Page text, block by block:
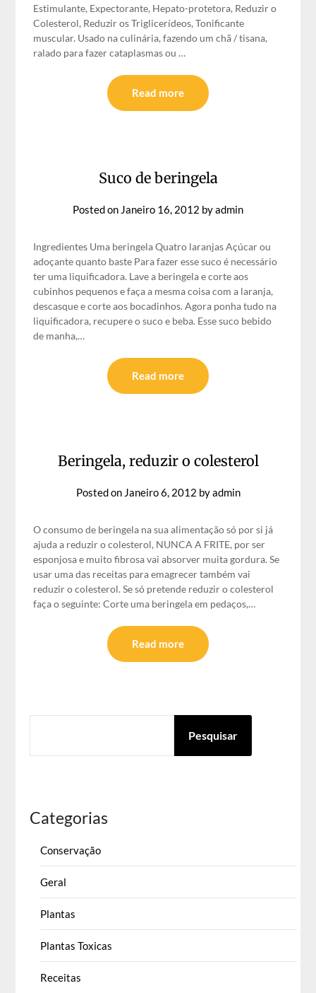
Estimulante, Expectorante, Hepato-protetora, Reduzir o
Colesterol, Reduzir os Triglicerídeos, Tonificante
muscular. Usado na culinária, fazendo um chã / tisana,
ralado para fazer cataplasmas ou …
Read more
Suco de beringela
Posted on Janeiro 16, 2012 byadmin
Ingredientes Uma beringela Quatro laranjas Açúcar ou
adoçante quanto baste Para fazer esse suco é necessário
ter uma liquificadora. Lave a beringela e corte aos
cubinhos pequenos e faça a mesma coisa com a laranja,
descasque e corte aos bocadinhos. Agora ponha tudo na
liquificadora, recupere o suco e beba. Esse suco bebido
de manha,…
Read more
Beringela, reduzir o colesterol
Posted on Janeiro 6, 2012 byadmin
O consumo de beringela na sua alimentação só por si já
ajuda a reduzir o colesterol, NUNCA A FRITE, por ser
esponjosa e muito fibrosa vai absorver muita gordura. Se
usar uma das receitas para emagrecer também vai
reduzir o colesterol. Se só pretende reduzir o colesterol
faça o seguinte: Corte uma beringela em pedaços,…
Read more
Pesquisar
Categorias
Conservação
Geral
Plantas
Plantas Toxicas
Receitas